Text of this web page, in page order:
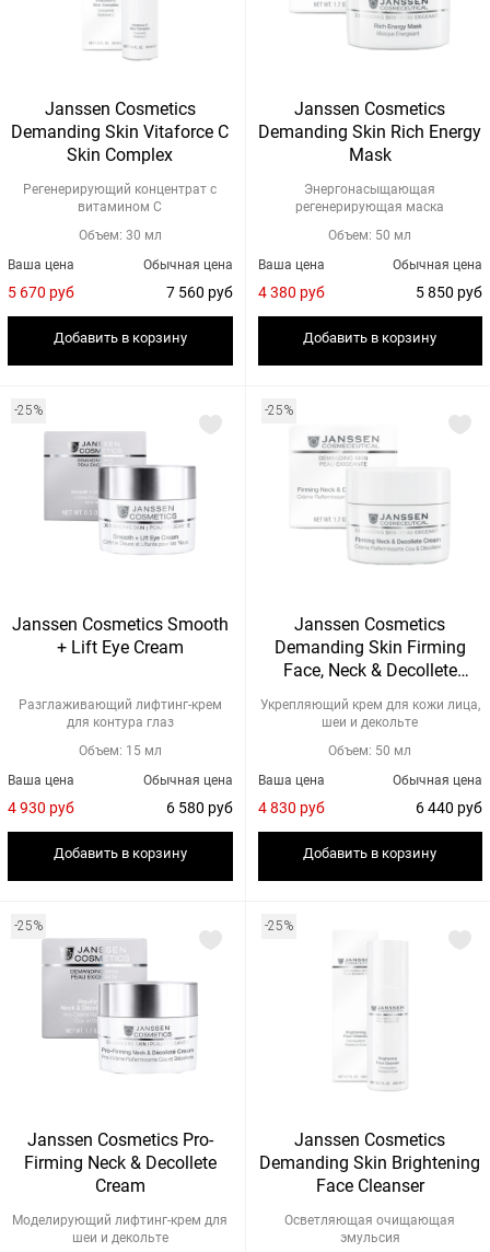
Janssen Cosmetics
Demanding Skin Vitaforce C
Skin Complex
Регенерирующий концентрат с
витамином С
Объем: 30 мл
Обычная цена
7 560 руб
Ваша цена
5 670 руб
Добавить в корзину
Janssen Cosmetics
Demanding Skin Rich Energy
Mask
Энергонасыщающая
регенерирующая маска
Объем: 50 мл
Обычная цена
5 850 руб
Ваша цена
4 380 руб
Добавить в корзину
-25%
Janssen Cosmetics Smooth
+ Lift Eye Cream
Разглаживающий лифтинг-крем
для контура глаз
Объем: 15 мл
Обычная цена
6 580 руб
Ваша цена
4 930 руб
Добавить в корзину
-25%
Janssen Cosmetics
Demanding Skin Firming
Face, Neck & Decollete
Cream
Укрепляющий крем для кожи лица,
шеи и декольте
Объем: 50 мл
Обычная цена
6 440 руб
Ваша цена
4 830 руб
Добавить в корзину
-25%
Janssen Cosmetics Pro-
Firming Neck & Decollete
Cream
Моделирующий лифтинг-крем для
шеи и декольте
-25%
Janssen Cosmetics
Demanding Skin Brightening
Face Cleanser
Осветляющая очищающая
эмульсия